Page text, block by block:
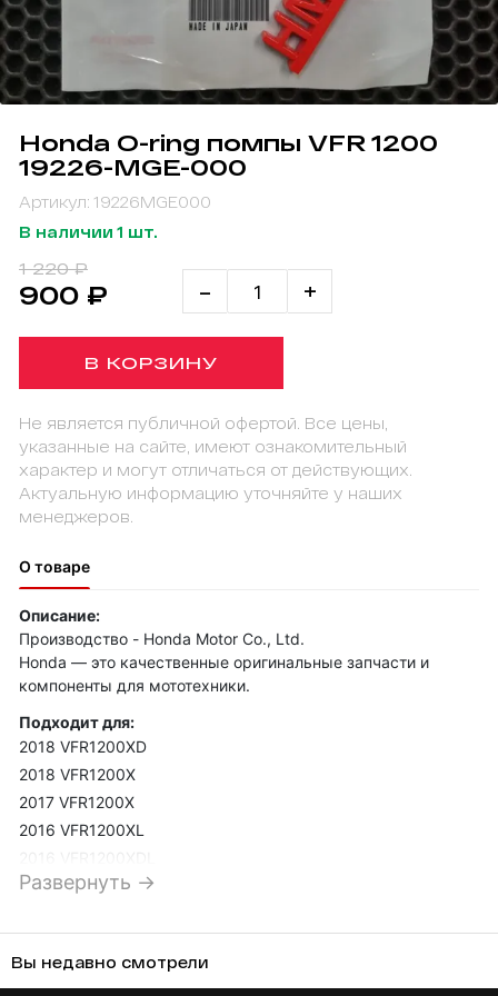
Honda O-ring помпы VFR 1200
19226-MGE-000
Артикул: 19226MGE000
В наличии 1 шт.
1 220 ₽
900 ₽ - +
В КОРЗИНУ
Не является публичной офертой. Все цены,
указанные на сайте, имеют ознакомительный
характер и могут отличаться от действующих.
Актуальную информацию уточняйте у наших
менеджеров.
О товаре
Описание:
Производство - Honda Motor Co., Ltd.
Honda — это качественные оригинальные запчасти и
компоненты для мототехники.
Подходит для:
2018 VFR1200XD
2018 VFR1200X
2017 VFR1200X
2016 VFR1200XL
2015 VFR1200XL
2015 VFR1200FD
Развернуть →
Вы недавно смотрели